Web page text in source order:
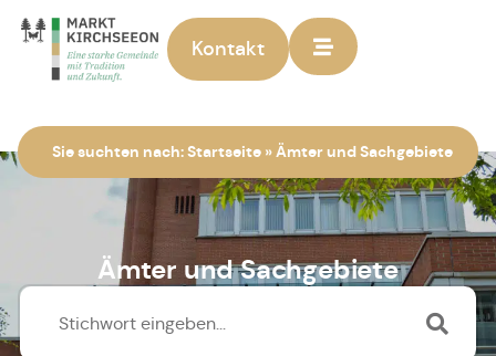
Kontakt
Sie suchten nach:Startseite » Ämter und Sachgebiete
Ämter und Sachgebiete